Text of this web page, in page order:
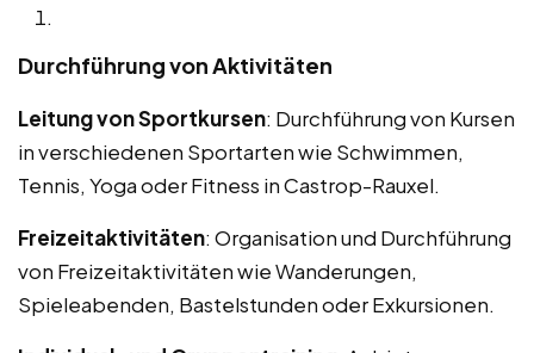
Durchführung von Aktivitäten
Leitung von Sportkursen: Durchführung von Kursen
in verschiedenen Sportarten wie Schwimmen,
Tennis, Yoga oder Fitness in Castrop-Rauxel.
Freizeitaktivitäten: Organisation und Durchführung
von Freizeitaktivitäten wie Wanderungen,
Spieleabenden, Bastelstunden oder Exkursionen.